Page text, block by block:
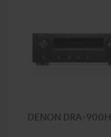
DENON DRA-900H